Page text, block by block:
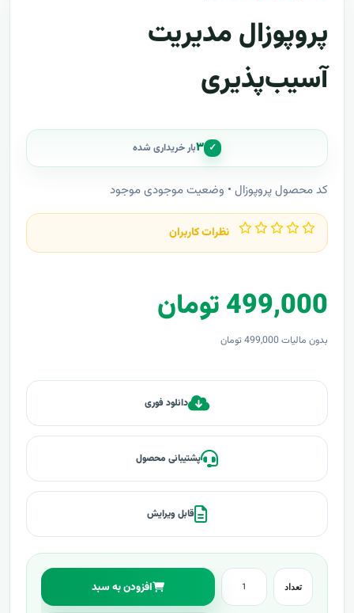
پروپوزال مدیریت
آسیب‌پذیری
✓ ۳بار خریداری شده
کد محصول پروپوزال • وضعیت موجودی موجود
نظرات کاربران
499,000 تومان
بدون مالیات 499,000 تومان
دانلود فوری
پشتیبانی محصول
قابل ویرایش
تعداد افزودن به سبد